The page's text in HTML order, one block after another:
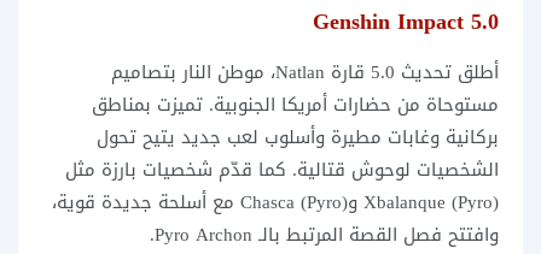
5.0 Genshin Impact
أطلق تحديث 5.0 قارة Natlan، موطن النار بتصاميم
مستوحاة من حضارات أمريكا الجنوبية. تميزت بمناطق
بركانية وغابات مطيرة وأسلوب لعب جديد يتيح تحول
الشخصيات لوحوش قتالية. كما قدّم شخصيات بارزة مثل
Xbalanque (Pyro) وChasca (Pyro) مع أسلحة جديدة قوية،
وافتتح فصل القصة المرتبط بالـ Pyro Archon.